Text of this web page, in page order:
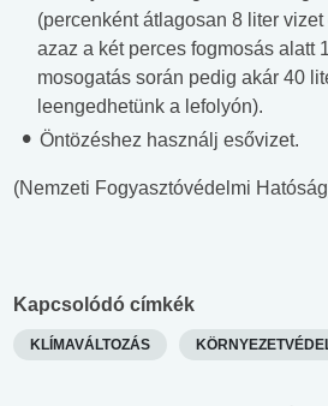
(percenként átlagosan 8 liter
azaz a két perces fogmosás alatt
mosogatás során pedig akár 40
leengedhetünk a lefolyón).
Öntözéshez használj esővizet.
(Nemzeti Fogyasztóvédelmi
Kapcsolódó címkék
KLÍMAVÁLTOZÁS